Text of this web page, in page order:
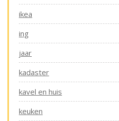
ikea
ing
jaar
kadaster
kavel en huis
keuken